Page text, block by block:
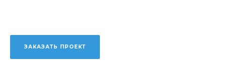
ЗАКАЗАТЬ ПРОЕКТ